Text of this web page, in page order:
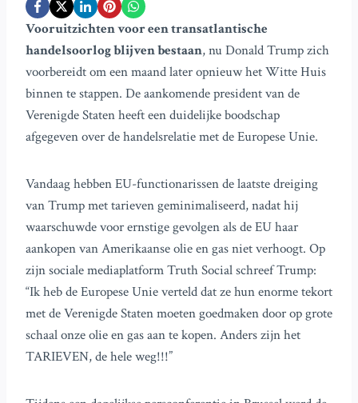
Vooruitzichten voor een transatlantische
handelsoorlog blijven bestaan, nu Donald Trump zich
voorbereidt om een maand later opnieuw het Witte Huis
binnen te stappen. De aankomende president van de
Verenigde Staten heeft een duidelijke boodschap
afgegeven over de handelsrelatie met de Europese Unie.
Vandaag hebben EU-functionarissen de laatste dreiging
van Trump met tarieven geminimaliseerd, nadat hij
waarschuwde voor ernstige gevolgen als de EU haar
aankopen van Amerikaanse olie en gas niet verhoogt. Op
zijn sociale mediaplatform Truth Social schreef Trump:
“Ik heb de Europese Unie verteld dat ze hun enorme tekort
met de Verenigde Staten moeten goedmaken door op grote
schaal onze olie en gas aan te kopen. Anders zijn het
TARIEVEN, de hele weg!!!”